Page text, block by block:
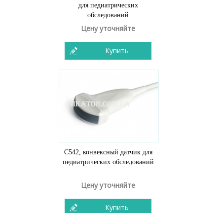
для педиатрических
обследований
Цену уточняйте
Купить
C542, конвексный датчик для
педиатрических обследований
Цену уточняйте
Купить